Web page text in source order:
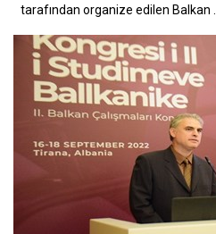
tarafından organize edilen Balkan …